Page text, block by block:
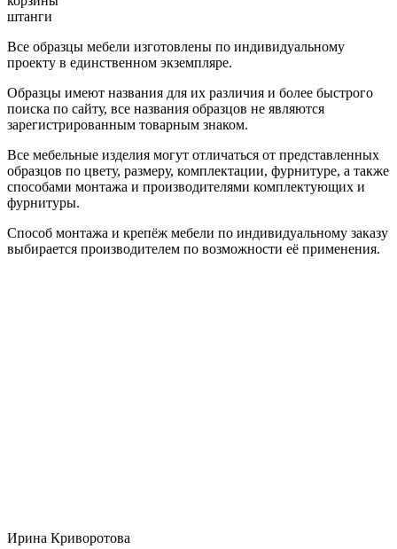
штанги
Все образцы мебели изготовлены по индивидуальному
проекту в единственном экземпляре.
Образцы имеют названия для их различия и более быстрого
поиска по сайту, все названия образцов не являются
зарегистрированным товарным знаком.
Все мебельные изделия могут отличаться от представленных
образцов по цвету, размеру, комплектации, фурнитуре, а также
способами монтажа и производителями комплектующих и
фурнитуры.
Способ монтажа и крепёж мебели по индивидуальному заказу
выбирается производителем по возможности её применения.
Ирина Криворотова